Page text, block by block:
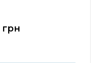
грн